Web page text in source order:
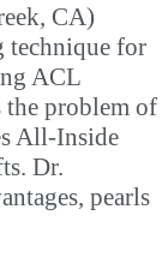
CA)
technique for
ACL
problem of
All-Inside
Dr.
pearls